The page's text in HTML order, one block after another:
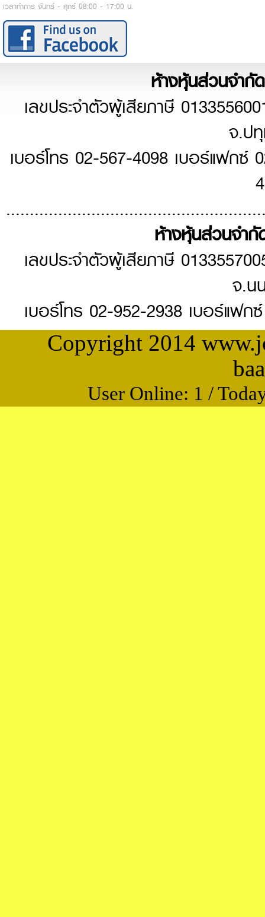
เวลาทำการ จันทร์ - ศุกร์ 08:00 - 17:00 น.
ห้างหุ้นส่วนจำกั
เลขประจำตัวผู้เสียภาษี
จ.ป
เบอร์โทร 02-567-4098 เบอร์แฟกซ์
ห้างหุ้นส่วนจำกั
เลขประจำตัวผู้เสียภาษี
จ.น
เบอร์โทร 02-952-2938 เบอร์แฟ
Copyright 2014
User Online: 1 /